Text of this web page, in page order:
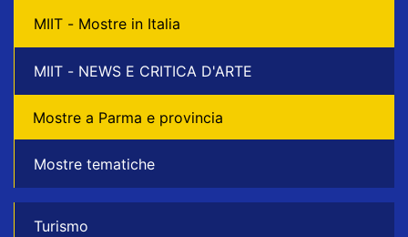
MIIT - Mostre in Italia
MIIT - NEWS E CRITICA D'ARTE
Mostre a Parma e provincia
Mostre tematiche
Turismo